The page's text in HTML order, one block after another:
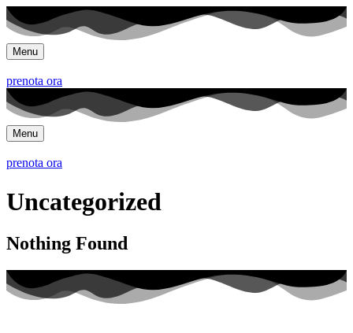
Menu
prenota ora
Menu
prenota ora
Uncategorized
Nothing Found